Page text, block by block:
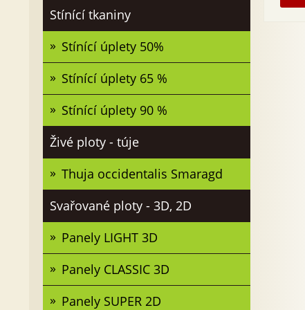
Stínící tkaniny
Stínící úplety 50%
Stínící úplety 65 %
Stínící úplety 90 %
Živé ploty - túje
Thuja occidentalis Smaragd
Svařované ploty - 3D, 2D
Panely LIGHT 3D
Panely CLASSIC 3D
Panely SUPER 2D